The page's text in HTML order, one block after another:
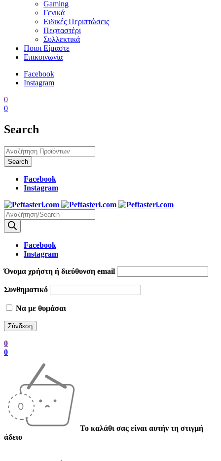
Gaming
Γενικά
Ειδικές Περιπτώσεις
Πεφταστέρι
Συλλεκτικά
Ποιοι Είμαστε
Επικοινωνία
Facebook
Instagram
0
0
Search
Facebook
Instagram
Products
search
Facebook
Instagram
Όνομα χρήστη ή διεύθυνση email
Συνθηματικό
Να με θυμάσαι
0
0
Το καλάθι σας είναι αυτήν τη στιγμή
άδειο